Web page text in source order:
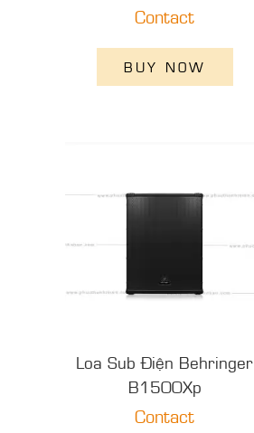
Contact
BUY NOW
Loa Sub Điện Behringer
B1500Xp
Contact